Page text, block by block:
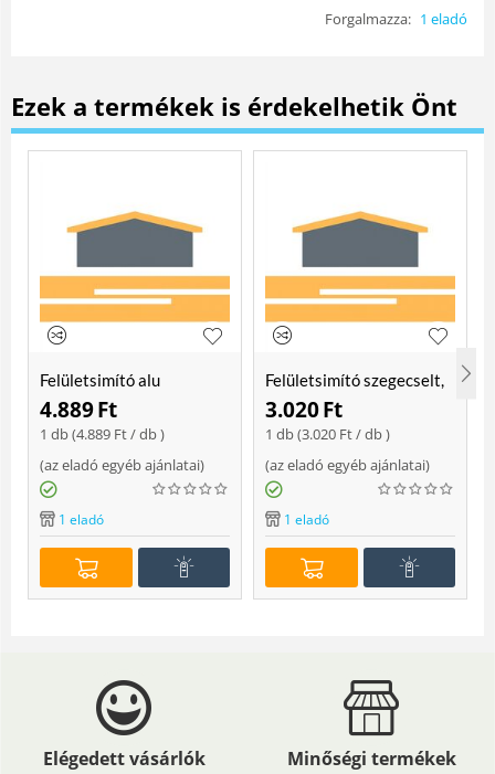
Forgalmazza: 1 eladó
Ezek a termékek is érdekelhetik Önt
Felületsimító alu
erősített, rome 400 mm
Soft
4.889Ft
1 db (4.889 Ft/ db )
(az eladó egyéb ajánlatai)
1 eladó
Felületsimító szegecselt,
rome 400mm
3.020Ft
1 db (3.020 Ft/ db )
(az eladó egyéb ajánlatai)
1 eladó
Elégedett vásárlók Minőségi termékek